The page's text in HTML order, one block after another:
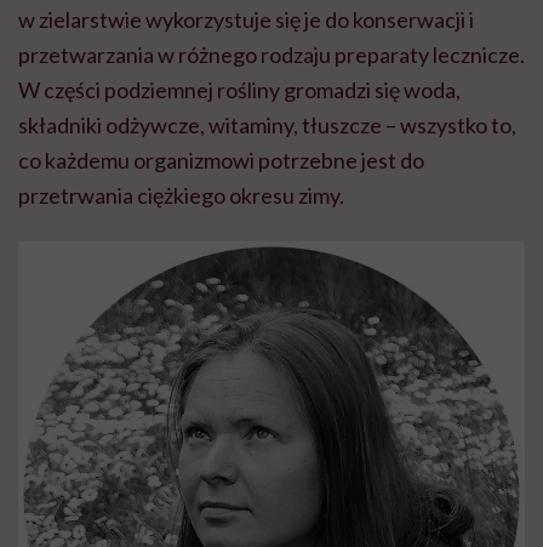
w zielarstwie wykorzystuje się je do konserwacji i
przetwarzania w różnego rodzaju preparaty lecznicze.
W części podziemnej rośliny gromadzi się woda,
składniki odżywcze, witaminy, tłuszcze – wszystko to,
co każdemu organizmowi potrzebne jest do
przetrwania ciężkiego okresu zimy.